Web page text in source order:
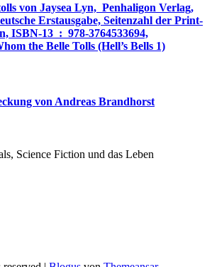
von Jaysea Lyn, ‎ Penhaligon Verlag,
Erstausgabe, Seitenzahl der Print-
: ‎ For Whom the Belle Tolls (Hell’s Bells 1)
von Andreas Brandhorst
Science Fiction und das Leben